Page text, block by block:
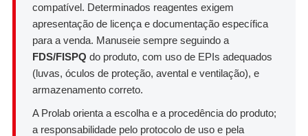
compatível. Determinados reagentes exigem
apresentação de licença e documentação específica
para a venda. Manuseie sempre seguindo a
FDS/FISPQ do produto, com uso de EPIs adequados
(luvas, óculos de proteção, avental e ventilação), e
armazenamento correto.
A Prolab orienta a escolha e a procedência do produto;
a responsabilidade pelo protocolo de uso e pela